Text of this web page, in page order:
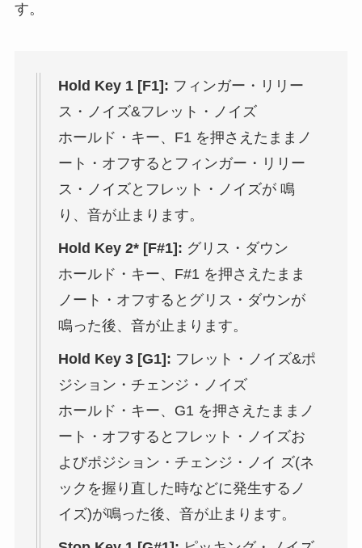
す。
Hold Key 1 [F1]: フィンガー・リリー
ス・ノイズ&フレット・ノイズ
ホールド・キー、F1 を押さえたままノ
ート・オフするとフィンガー・リリー
ス・ノイズとフレット・ノイズが 鳴
り、音が止まります。
Hold Key 2* [F#1]: グリス・ダウン
ホールド・キー、F#1 を押さえたまま
ノート・オフするとグリス・ダウンが
鳴った後、音が止まります。
Hold Key 3 [G1]: フレット・ノイズ&ポ
ジション・チェンジ・ノイズ
ホールド・キー、G1 を押さえたままノ
ート・オフするとフレット・ノイズお
よびポジション・チェンジ・ノイ ズ(ネ
ックを握り直した時などに発生するノ
イズ)が鳴った後、音が止まります。